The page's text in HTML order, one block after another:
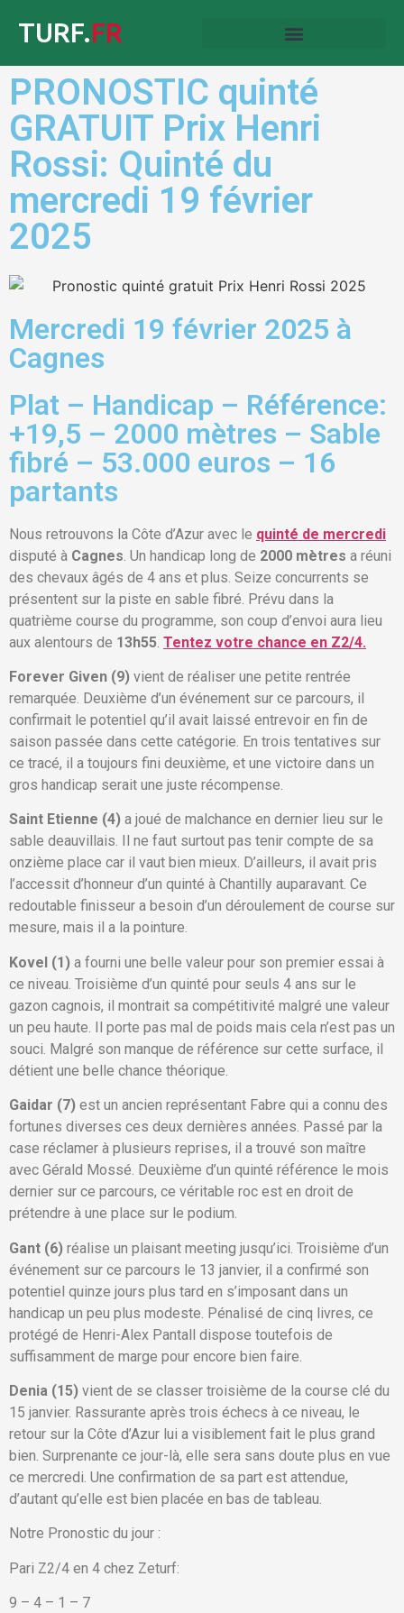
TURF.FR
PRONOSTIC quinté
GRATUIT Prix Henri
Rossi: Quinté du
mercredi 19 février
2025
Mercredi 19 février 2025 à
Cagnes
Plat – Handicap – Référence:
+19,5 – 2000 mètres – Sable
fibré – 53.000 euros – 16
partants
Nous retrouvons la Côte d’Azur avec le quinté de mercredi
disputé à Cagnes . Un handicap long de 2000 mètres a réuni
des chevaux âgés de 4 ans et plus. Seize concurrents se
présentent sur la piste en sable fibré. Prévu dans la
quatrième course du programme, son coup d’envoi aura lieu
aux alentours de 13h55 Tentez votre chance en Z2/4.
Forever Given (9) vient de réaliser une petite rentrée
remarquée. Deuxième d’un événement sur ce parcours, il
confirmait le potentiel qu’il avait laissé entrevoir en fin de
saison passée dans cette catégorie. En trois tentatives sur
ce tracé, il a toujours fini deuxième, et une victoire dans un
gros handicap serait une juste récompense.
Saint Etienne (4) a joué de malchance en dernier lieu sur le
sable deauvillais. Il ne faut surtout pas tenir compte de sa
onzième place car il vaut bien mieux. D’ailleurs, il avait pris
l’accessit d’honneur d’un quinté à Chantilly auparavant. Ce
redoutable finisseur a besoin d’un déroulement de course sur
mesure, mais il a la pointure.
Kovel (1) a fourni une belle valeur pour son premier essai à
ce niveau. Troisième d’un quinté pour seuls 4 ans sur le
gazon cagnois, il montrait sa compétitivité malgré une valeur
un peu haute. Il porte pas mal de poids mais cela n’est pas un
souci. Malgré son manque de référence sur cette surface, il
détient une belle chance théorique.
Gaidar (7) est un ancien représentant Fabre qui a connu des
fortunes diverses ces deux dernières années. Passé par la
case réclamer à plusieurs reprises, il a trouvé son maître
avec Gérald Mossé. Deuxième d’un quinté référence le mois
dernier sur ce parcours, ce véritable roc est en droit de
prétendre à une place sur le podium.
Gant (6) réalise un plaisant meeting jusqu’ici. Troisième d’un
événement sur ce parcours le 13 janvier, il a confirmé son
potentiel quinze jours plus tard en s’imposant dans un
handicap un peu plus modeste. Pénalisé de cinq livres, ce
protégé de Henri-Alex Pantall dispose toutefois de
suffisamment de marge pour encore bien faire.
Denia (15) vient de se classer troisième de la course clé du
15 janvier. Rassurante après trois échecs à ce niveau, le
retour sur la Côte d’Azur lui a visiblement fait le plus grand
bien. Surprenante ce jour-là, elle sera sans doute plus en vue
ce mercredi. Une confirmation de sa part est attendue,
d’autant qu’elle est bien placée en bas de tableau.
Notre Pronostic du jour :
Pari Z2/4 en 4 chez Zeturf:
9 – 4 – 1 – 7